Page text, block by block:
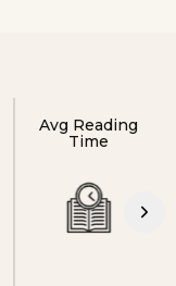
Avg Reading
Time